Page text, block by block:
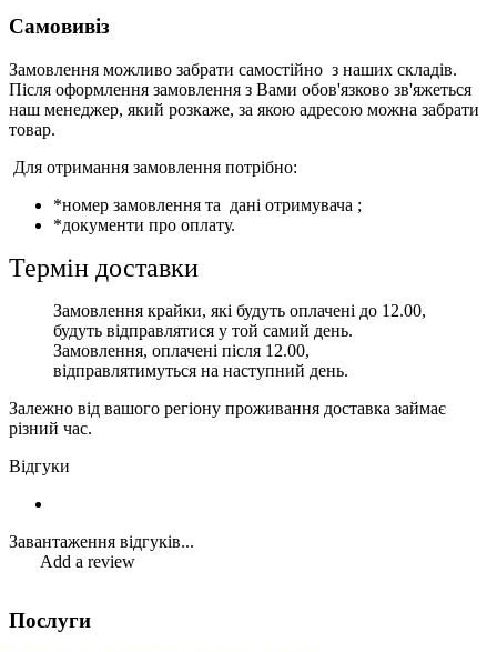
Самовивіз
Замовлення можливо забрати самостійно з наших складів.
Після оформлення замовлення з Вами обов'язково зв'яжеться
наш менеджер, який розкаже, за якою адресою можна забрати
товар.
Для отримання замовлення потрібно:
*номер замовлення та дані отримувача ;
*документи про оплату.
Термін доставки
Замовлення крайки, які будуть оплачені до 12.00,
будуть відправлятися у той самий день.
Замовлення, оплачені після 12.00,
відправлятимуться на наступний день.
Залежно від вашого регіону проживання доставка займає
різний час.
Відгуки
Завантаження відгуків...
Add a review
Послуги